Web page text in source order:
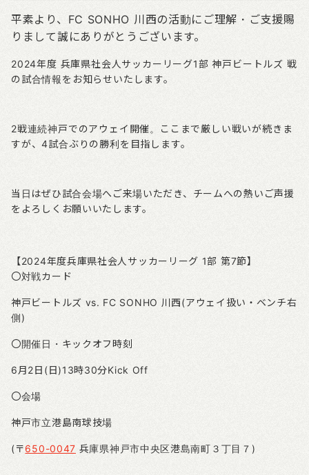
平素より、 FC SONHO 川西の活動にご理解・ご支援賜
りまして誠にありがとうございます。
2024年度 兵庫県社会人サッカーリーグ1部 神戸ビートルズ 戦
の試合情報をお知らせいたします。
2戦連続神戸でのアウェイ開催。ここまで厳しい戦いが続きま
すが、4試合ぶりの勝利を目指します。
当日はぜひ試合会場へご来場いただき、チームへの熱いご声援
をよろしくお願いいたします。
【2024年度兵庫県社会人サッカーリーグ 1部 第7節】
〇対戦カード
神戸ビートルズ vs. FC SONHO 川西(アウェイ扱い・ベンチ右
側)
〇開催日・キックオフ時刻
6月2日 (日)13時30分Kick Off
〇会場
神戸市立港島南球技場
(〒650-0047 兵庫県神戸市中央区港島南町３丁目７ )